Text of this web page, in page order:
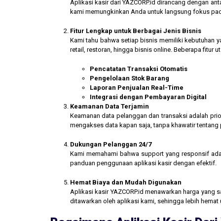
Aplikasi kasir dari YAZCORP.id dirancang dengan
kami memungkinkan Anda untuk langsung fokus
Fitur Lengkap untuk Berbagai Jenis Bisnis
Kami tahu bahwa setiap bisnis memiliki kebutuhan
retail, restoran, hingga bisnis online. Beberapa fitur
Pencatatan Transaksi Otomatis
Pengelolaan Stok Barang
Laporan Penjualan Real-Time
Integrasi dengan Pembayaran Digital
Keamanan Data Terjamin
Keamanan data pelanggan dan transaksi adalah
mengakses data kapan saja, tanpa khawatir tentang
Dukungan Pelanggan 24/7
Kami memahami bahwa support yang responsif
panduan penggunaan aplikasi kasir dengan efektif.
Hemat Biaya dan Mudah Digunakan
Aplikasi kasir YAZCORP.id menawarkan harga
ditawarkan oleh aplikasi kami, sehingga lebih hemat